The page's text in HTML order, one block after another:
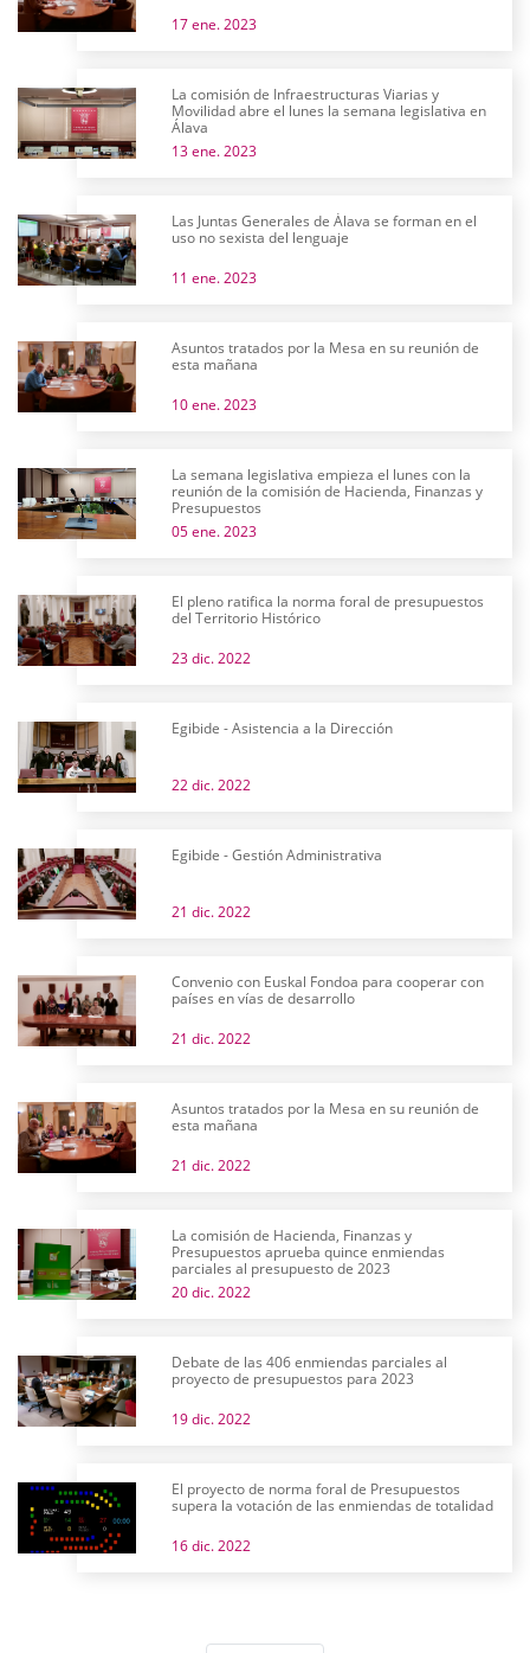
17 ene. 2023
La comisión de Infraestructuras Viarias y
Movilidad abre el lunes la semana legislativa en
Álava
13 ene. 2023
Las Juntas Generales de Álava se forman en el
uso no sexista del lenguaje
11 ene. 2023
Asuntos tratados por la Mesa en su reunión de
esta mañana
10 ene. 2023
La semana legislativa empieza el lunes con la
reunión de la comisión de Hacienda, Finanzas y
Presupuestos
05 ene. 2023
El pleno ratifica la norma foral de presupuestos
del Territorio Histórico
23 dic. 2022
Egibide - Asistencia a la Dirección
22 dic. 2022
Egibide - Gestión Administrativa
21 dic. 2022
Convenio con Euskal Fondoa para cooperar con
países en vías de desarrollo
21 dic. 2022
Asuntos tratados por la Mesa en su reunión de
esta mañana
21 dic. 2022
La comisión de Hacienda, Finanzas y
Presupuestos aprueba quince enmiendas
parciales al presupuesto de 2023
20 dic. 2022
Debate de las 406 enmiendas parciales al
proyecto de presupuestos para 2023
19 dic. 2022
El proyecto de norma foral de Presupuestos
supera la votación de las enmiendas de totalidad
16 dic. 2022